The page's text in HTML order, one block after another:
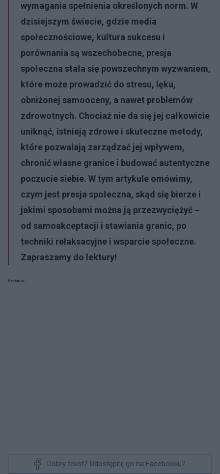
wymagania spełnienia określonych norm. W
dzisiejszym świecie, gdzie media
społecznościowe, kultura sukcesu i
porównania są wszechobecne, presja
społeczna stała się powszechnym wyzwaniem,
które może prowadzić do stresu, lęku,
obniżonej samooceny, a nawet problemów
zdrowotnych. Chociaż nie da się jej całkowicie
uniknąć, istnieją zdrowe i skuteczne metody,
które pozwalają zarządzać jej wpływem,
chronić własne granice i budować autentyczne
poczucie siebie. W tym artykule omówimy,
czym jest presja społeczna, skąd się bierze i
jakimi sposobami można ją przezwyciężyć –
od samoakceptacji i stawiania granic, po
techniki relaksacyjne i wsparcie społeczne.
Zapraszamy do lektury!
Reklama:
Dobry tekst? Udostępnij go na Facebooku?